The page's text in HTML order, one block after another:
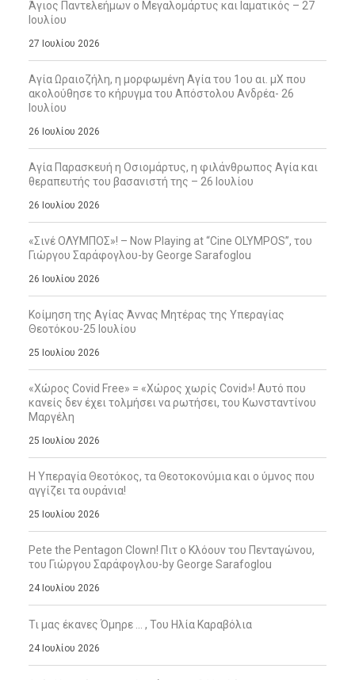
Άγιος Παντελεήμων ο Μεγαλομάρτυς και Ιαματικός – 27
Ιουλίου
27 Ιουλίου 2026
Αγία Ωραιοζήλη, η μορφωμένη Αγία του 1ου αι. μΧ που
ακολούθησε το κήρυγμα του Απόστολου Ανδρέα- 26
Ιουλίου
26 Ιουλίου 2026
Αγία Παρασκευή η Οσιομάρτυς, η φιλάνθρωπος Αγία και
θεραπευτής του βασανιστή της – 26 Ιουλίου
26 Ιουλίου 2026
«Σινέ ΟΛΥΜΠΟΣ»! – Now Playing at “Cine OLYMPOS”, του
Γιώργου Σαράφογλου-by George Sarafoglou
26 Ιουλίου 2026
Κοίμηση της Αγίας Άννας Μητέρας της Υπεραγίας
Θεοτόκου-25 Ιουλίου
25 Ιουλίου 2026
«Χώρος Covid Free» = «Χώρος χωρίς Covid»! Αυτό που
κανείς δεν έχει τολμήσει να ρωτήσει, του Κωνσταντίνου
Μαργέλη
25 Ιουλίου 2026
Η Υπεραγία Θεοτόκος, τα Θεοτοκονύμια και ο ύμνος που
αγγίζει τα ουράνια!
25 Ιουλίου 2026
Pete the Pentagon Clown! Πιτ ο Κλόουν του Πενταγώνου,
του Γιώργου Σαράφογλου-by George Sarafoglou
24 Ιουλίου 2026
Τι μας έκανες Όμηρε … , Του Ηλία Καραβόλια
24 Ιουλίου 2026